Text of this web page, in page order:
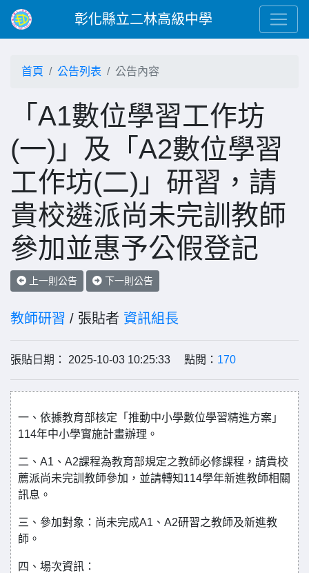
彰化縣立二林高級中學
首頁 公告列表 公告內容
「A1數位學習工作坊
(一)」及「A2數位學習
工作坊(二)」研習，請
貴校遴派尚未完訓教師
參加並惠予公假登記
上一則公告 下一則公告
教師研習 / 張貼者 資訊組長
張貼日期： 2025-10-03 10:25:33 點閱： 170
一、依據教育部核定「推動中小學數位學習精進方案」
114年中小學實施計畫辦理。
二、A1、A2課程為教育部規定之教師必修課程，請貴校
薦派尚未完訓教師參加，並請轉知114學年新進教師相關
訊息。
三、參加對象：尚未完成A1、A2研習之教師及新進教
師。
四、場次資訊：